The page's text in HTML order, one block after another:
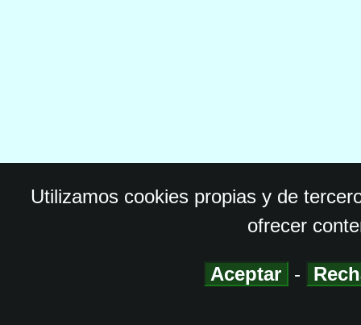
Utilizamos cookies propias y de
ofrecer
Aceptar -